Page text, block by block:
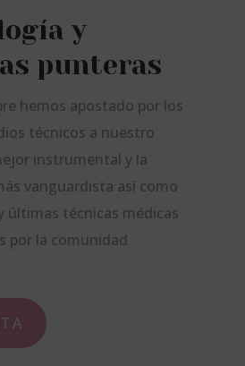
y
punteras
hemos apostado por los
técnicos a nuestro
instrumental y la
vanguardista así como
últimas técnicas médicas
por la comunidad